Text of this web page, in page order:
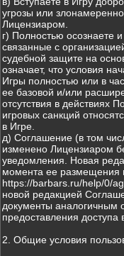
угрозы или
Лицензиаром.
г) Полностью осознаете
связанные с
судебной защите на
означает, что условия
Игры полностью или в
ее базовой и/или
отсутствия в действиях
игровых санкций
в Игре.
д) Соглашение (в том
изменено Лицензиаром
уведомления. Новая
момента ее размещения
https://barbars.ru/help/0/
новой редакцией
документы аналогичным
предоставления доступа
2. Общие условия